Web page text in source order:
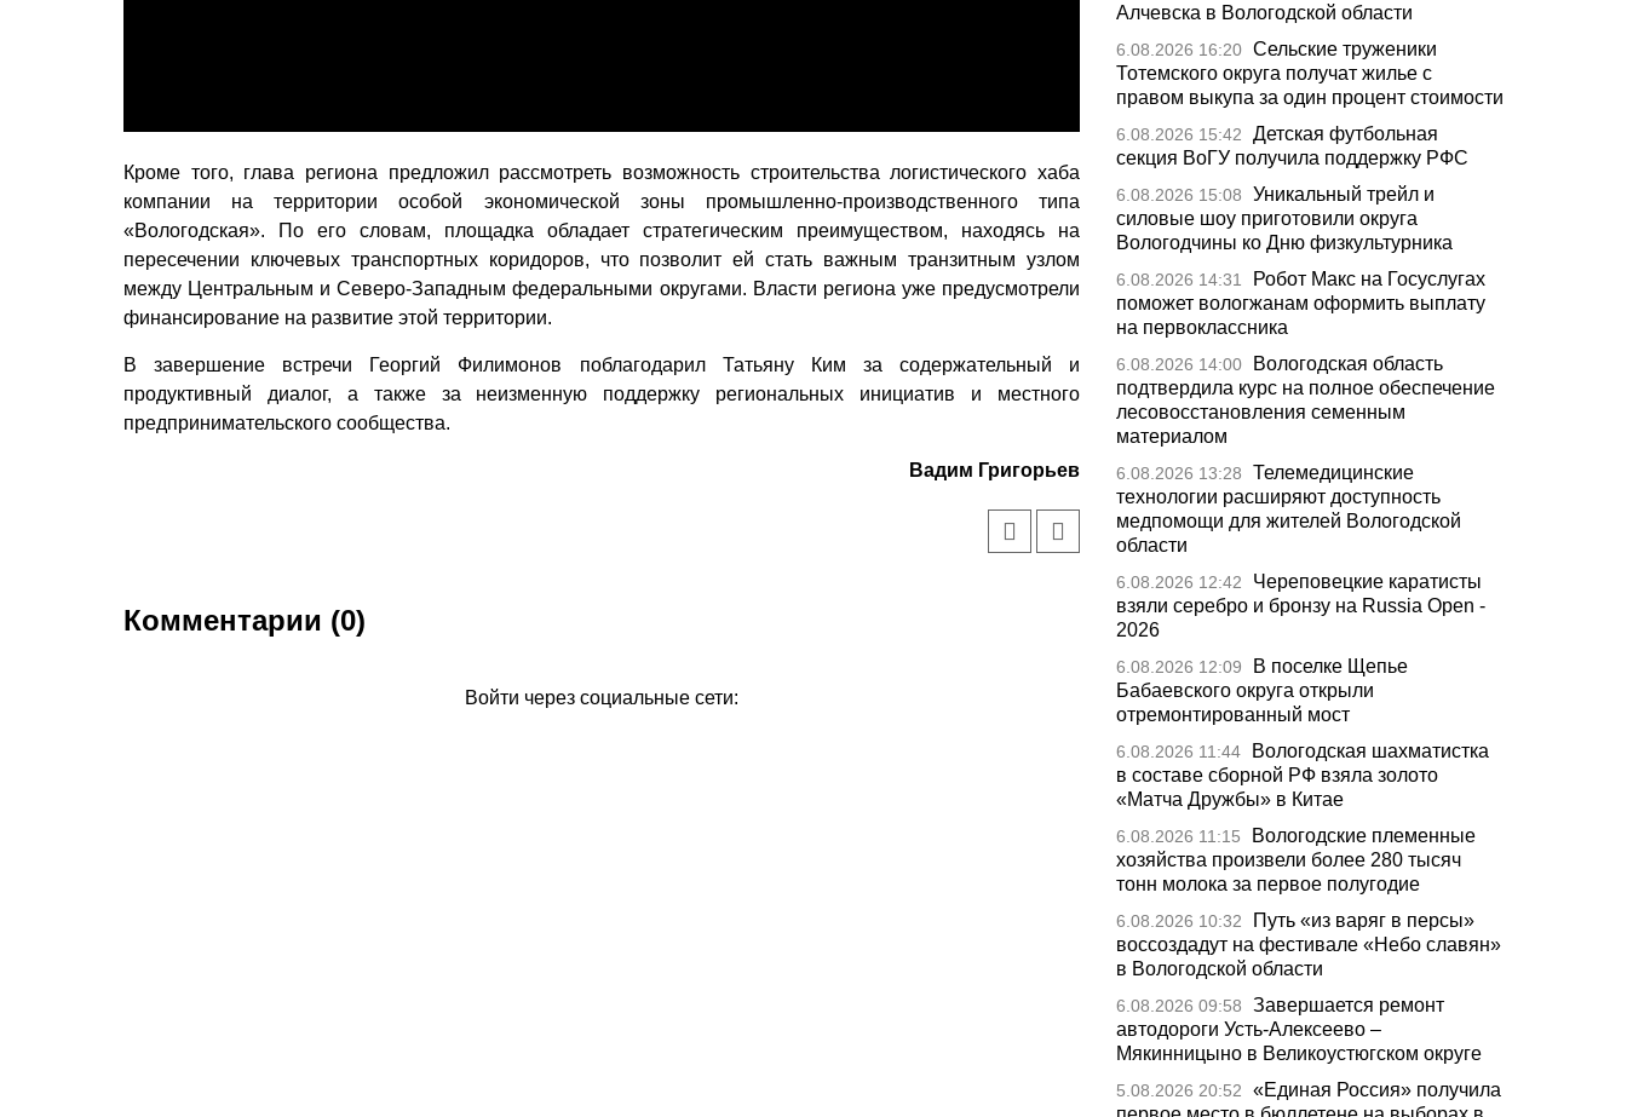
Кроме того, глава региона предложил рассмотреть возможность строительства логистического хаба
компании на территории особой экономической зоны промышленно-производственного типа
«Вологодская». По его словам, площадка обладает стратегическим преимуществом, находясь на
пересечении ключевых транспортных коридоров, что позволит ей стать важным транзитным узлом
между Центральным и Северо-Западным федеральными округами. Власти региона уже предусмотрели
финансирование на развитие этой территории.
В завершение встречи Георгий Филимонов поблагодарил Татьяну Ким за содержательный и
продуктивный диалог, а также за неизменную поддержку региональных инициатив и местного
предпринимательского сообщества.
Вадим Григорьев
Комментарии (0)
Войти через социальные сети:
Алчевска в Вологодской области
6.08.2026 16:20 Сельские труженики
Тотемского округа получат жилье с
правом выкупа за один процент стоимости
6.08.2026 15:42
Детская футбольная
секция ВоГУ получила поддержку РФС
6.08.2026 15:08
Уникальный трейл и
силовые шоу приготовили округа
Вологодчины ко Дню физкультурника
6.08.2026 14:31
Робот Макс на Госуслугах
поможет вологжанам оформить выплату
на первоклассника
6.08.2026 14:00
Вологодская область
подтвердила курс на полное обеспечение
лесовосстановления семенным
материалом
6.08.2026 13:28
Телемедицинские
технологии расширяют доступность
медпомощи для жителей Вологодской
области
6.08.2026 12:42
Череповецкие каратисты
взяли серебро и бронзу на Russia Open -
2026
6.08.2026 12:09
В поселке Щепье
Бабаевского округа открыли
отремонтированный мост
6.08.2026 11:44
Вологодская шахматистка
в составе сборной РФ взяла золото
«Матча Дружбы» в Китае
6.08.2026 11:15
Вологодские племенные
хозяйства произвели более 280 тысяч
тонн молока за первое полугодие
6.08.2026 10:32
Путь «из варяг в персы»
воссоздадут на фестивале «Небо славян»
в Вологодской области
6.08.2026 09:58
Завершается ремонт
автодороги Усть-Алексеево –
Мякинницыно в Великоустюгском округе
5.08.2026 20:52
«Единая Россия» получила